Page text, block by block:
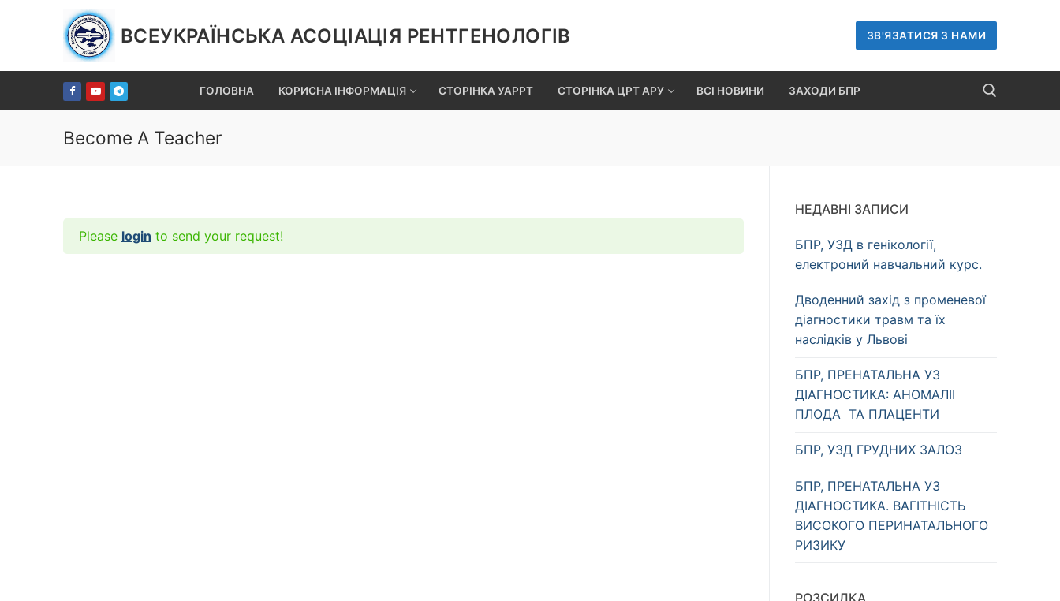
ВСЕУКРАЇНСЬКА АСОЦІАЦІЯ РЕНТГЕНОЛОГІВ ЗВ'ЯЗАТИСЯ З НАМИ
ГОЛОВНА КОРИСНА ІНФОРМАЦІЯ СТОРІНКА УАРРТ СТОРІНКА ЦРТ АРУ ВСІ НОВИНИ ЗАХОДИ БПР
Become A Teacher
Please login to send your request!
НЕДАВНІ ЗАПИСИ
БПР, УЗД в генікології,
електроний навчальний курс.
Дводенний захід з променевої
діагностики травм та їх
наслідків у Львові
БПР, ПРЕНАТАЛЬНА УЗ
ДІАГНОСТИКА: АНОМАЛІІ
ПЛОДА ТА ПЛАЦЕНТИ
БПР, УЗД ГРУДНИХ ЗАЛОЗ
БПР, ПРЕНАТАЛЬНА УЗ
ДІАГНОСТИКА. ВАГІТНІСТЬ
ВИСОКОГО ПЕРИНАТАЛЬНОГО
РИЗИКУ